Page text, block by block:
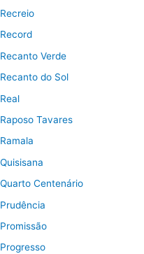
Verde
do Sol
Tavares
Centenário